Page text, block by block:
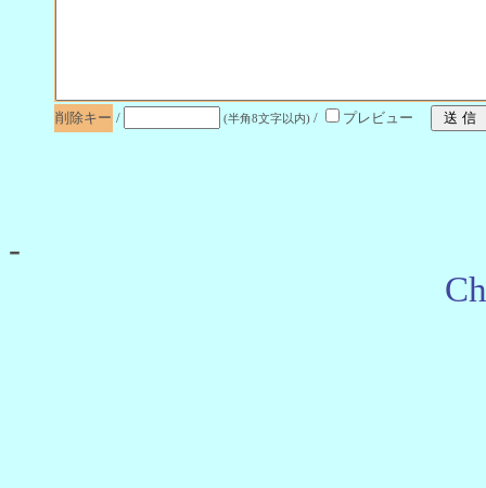
削除キー / (半角8文字以内) / プレビュー
-